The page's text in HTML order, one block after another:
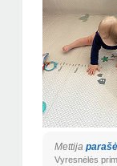
Mettija parašė
Vyresnėlės